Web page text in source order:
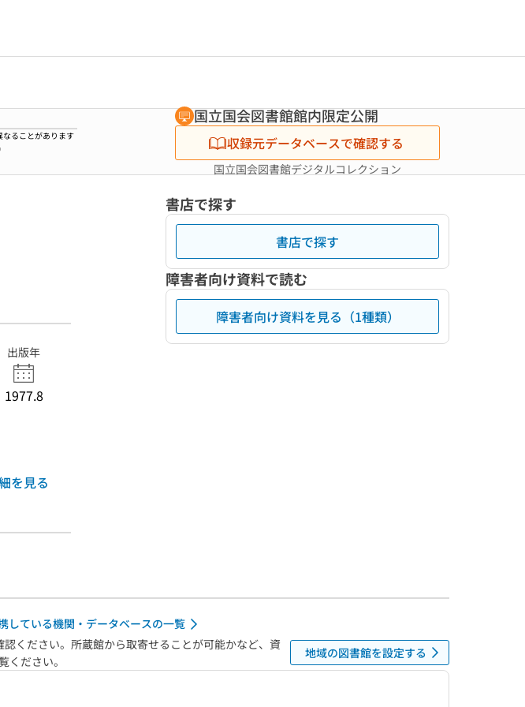
ることがあります
国立国会図書館館内限定公開
収録元データベースで確認する
国立国会図書館デジタルコレクション
出版年
1977.8
を見る
書店で探す
書店で探す
障害者向け資料で読む
障害者向け資料を見る（1種類）
している機関・データベースの一覧
ください。所蔵館から取寄せることが可能かなど、資
ください。
地域の図書館を設定する